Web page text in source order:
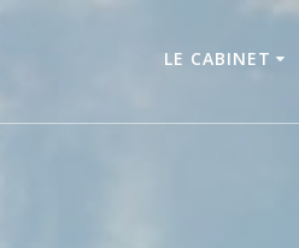
LE CABINET